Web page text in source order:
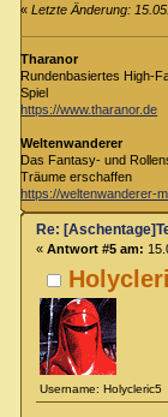
«Letzte Änderung:
Tharanor
Rundenbasiertes High-
Spiel
https://www.tharanor.de
Weltenwanderer
Das Fantasy- und
Träume erschaffen
https://weltenwanderer-
Username: Holycleric5
Re:
« Antwort #5 am: